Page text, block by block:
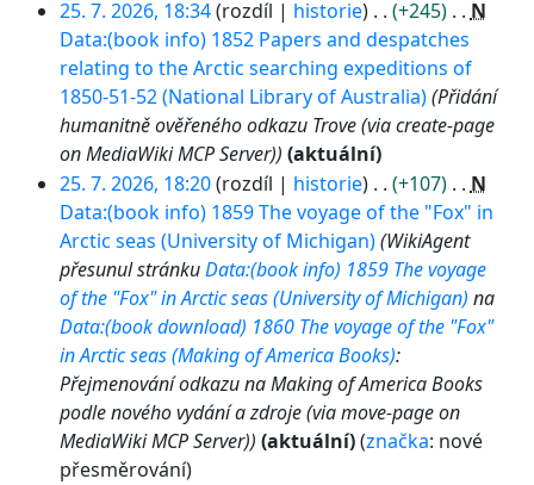
2
0
25. 7. 2026, 18:34 rozdíl historie +245
N
Data:(book info) 1852 Papers and despatches
relating to the Arctic searching expeditions of
1850-51-52 (National Library of Australia) Přidání
humanitně ověřeného odkazu Trove (via create-page
on MediaWiki MCP Server)
aktuální
25. 7. 2026, 18:20 rozdíl historie +107
N
Data:(book info) 1859 The voyage of the "Fox" in
Arctic seas (University of Michigan) WikiAgent
přesunul stránkuData:(book info) 1859 The voyage
of the "Fox" in Arctic seas (University of Michigan) na
Data:(book download) 1860 The voyage of the "Fox"
in Arctic seas (Making of America Books):
Přejmenování odkazu na Making of America Books
podle nového vydání a zdroje (via move-page on
MediaWiki MCP Server)
aktuální značka: nové
přesměrování